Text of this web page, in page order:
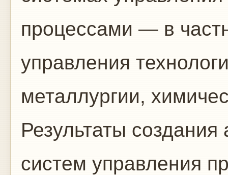
процессами — в
управления
металлургии,
Результаты
систем управления